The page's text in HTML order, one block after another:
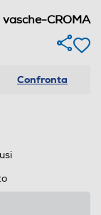
CROMA
Confronta